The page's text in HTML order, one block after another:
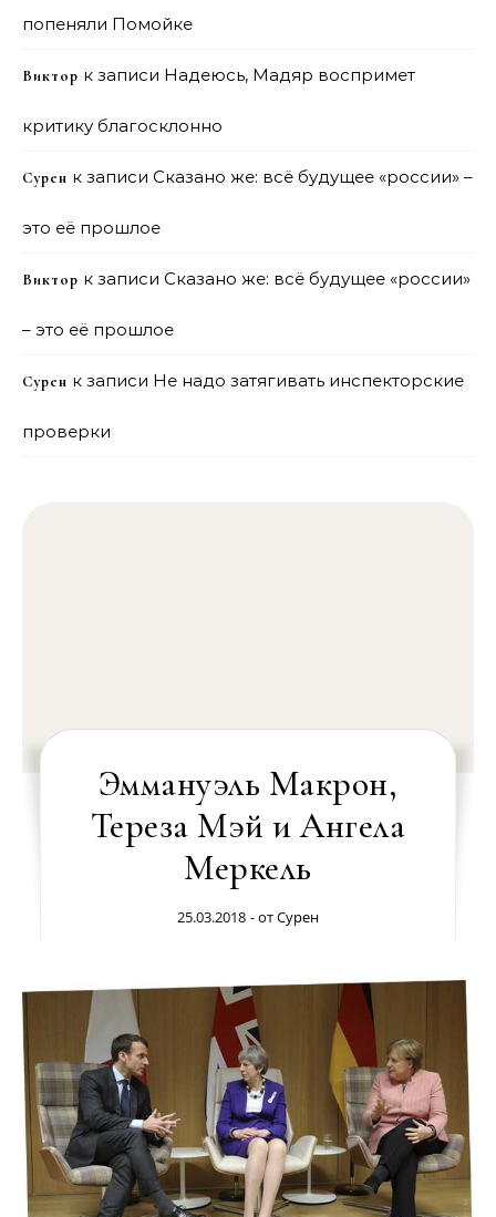
попеняли Помойке
Виктор к записи Надеюсь, Мадяр воспримет
критику благосклонно
Сурен к записи Сказано же: всё будущее «россии» –
это её прошлое
Виктор к записи Сказано же: всё будущее «россии»
– это её прошлое
Сурен к записи Не надо затягивать инспекторские
проверки
Эммануэль Макрон,
Тереза Мэй и Ангела
Меркель
25.03.2018 - отСурен